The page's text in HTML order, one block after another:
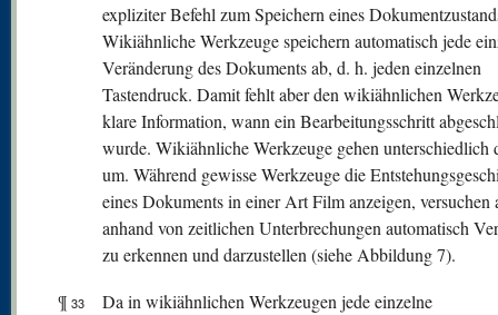
expliziter Befehl zum Speichern eines
Wikiähnliche Werkzeuge speichern automatisch jede
Veränderung des Dokuments ab, d. h. jeden einzelnen
Tastendruck. Damit fehlt aber den wikiähnlichen
klare Information, wann ein Bearbeitungsschritt
wurde. Wikiähnliche Werkzeuge gehen unterschiedlich
um. Während gewisse Werkzeuge die
eines Dokuments in einer Art Film anzeigen, versuchen
anhand von zeitlichen Unterbrechungen automatisch
zu erkennen und darzustellen (siehe Abbildung 7).
¶ 33
Da in wikiähnlichen Werkzeugen jede einzelne